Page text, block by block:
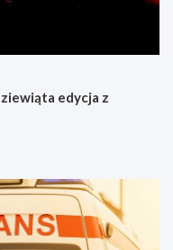
edycja z